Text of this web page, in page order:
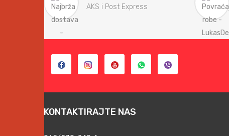
AKS i Post Express
KONTAKTIRAJTE NAS